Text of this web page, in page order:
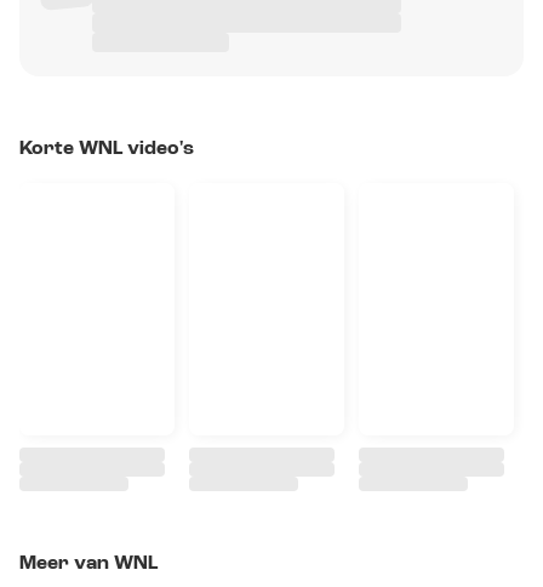
Korte WNL video's
Meer van WNL